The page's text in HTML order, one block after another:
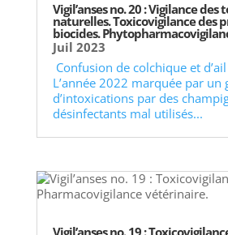
Vigil’anses no. 20 : Vigilance des
naturelles. Toxicovigilance des
biocides.
Juil 2023
Confusion de colchique et
L’année 2022 marquée par
d’intoxications par des
désinfectants mal utilisés...